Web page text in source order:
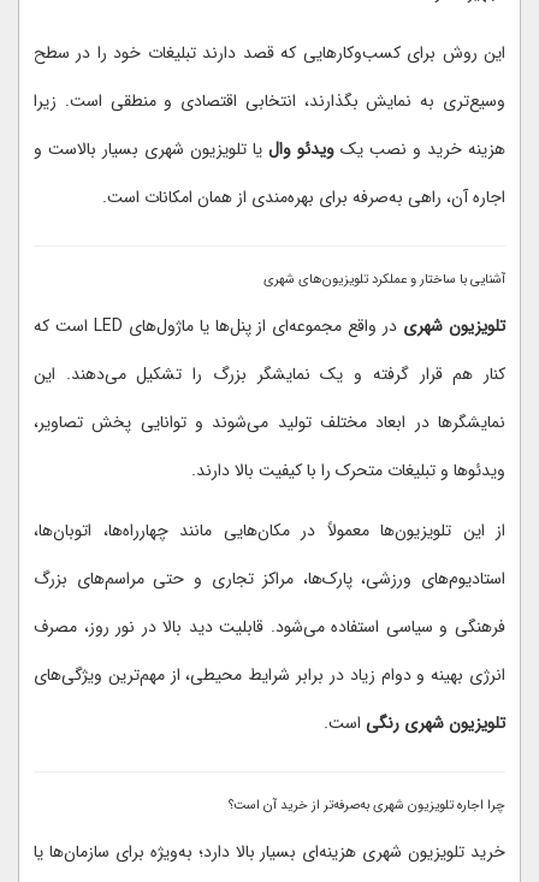
این روش برای کسب‌وکارهایی که قصد دارند تبلیغات خود را در سطح
وسیع‌تری به نمایش بگذارند، انتخابی اقتصادی و منطقی است. زیرا
هزینه خرید و نصب یک ویدئو وال یا تلویزیون شهری بسیار بالاست و
اجاره آن، راهی به‌صرفه برای بهره‌مندی از همان امکانات است.
آشنایی با ساختار و عملکرد تلویزیون‌های شهری
تلویزیون شهری
در واقع مجموعه‌ای از پنل‌ها یا ماژول‌های LED است که
کنار هم قرار گرفته و یک نمایشگر بزرگ را تشکیل می‌دهند. این
نمایشگرها در ابعاد مختلف تولید می‌شوند و توانایی پخش تصاویر،
ویدئوها و تبلیغات متحرک را با کیفیت بالا دارند.
از این تلویزیون‌ها معمولاً در مکان‌هایی مانند چهارراه‌ها، اتوبان‌ها،
استادیوم‌های ورزشی، پارک‌ها، مراکز تجاری و حتی مراسم‌های بزرگ
فرهنگی و سیاسی استفاده می‌شود. قابلیت دید بالا در نور روز، مصرف
انرژی بهینه و دوام زیاد در برابر شرایط محیطی، از مهم‌ترین ویژگی‌های
تلویزیون شهری رنگی است.
چرا اجاره تلویزیون شهری به‌صرفه‌تر از خرید آن است؟
خرید تلویزیون شهری هزینه‌ای بسیار بالا دارد؛ به‌ویژه برای سازمان‌ها یا